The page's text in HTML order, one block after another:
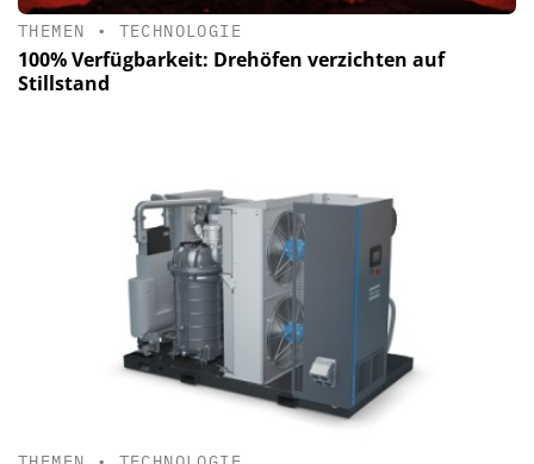
THEMEN • TECHNOLOGIE
100% Verfügbarkeit: Drehöfen verzichten auf
Stillstand